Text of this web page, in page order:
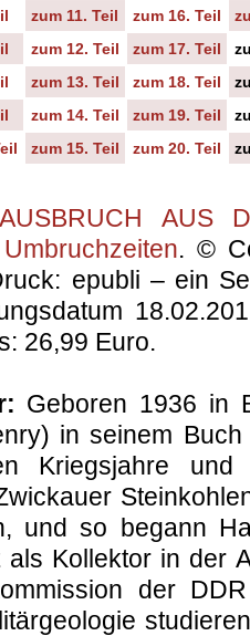
zum 11. Teil zum 16. Teil
zum 12. Teil zum 17. Teil
zum 13. Teil zum 18. Teil
zum 14. Teil zum 19. Teil
zum 15. Teil zum 20. Teil
AUSBRUCH AUS
. ©
epubli – ein
26,99 Euro.
Geboren 1936 in
in seinem Buch
Kriegsjahre
und so begann
als Kollektor in der
der